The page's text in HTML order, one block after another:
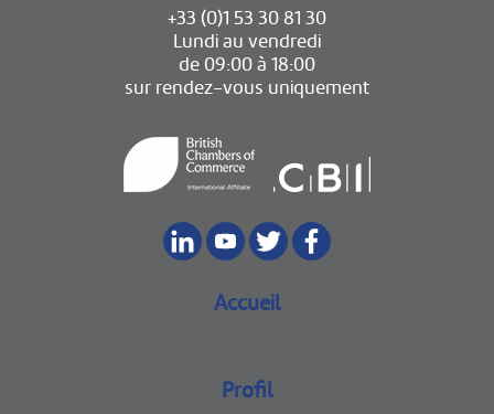
+33 (0)1 53 30 81 30
Lundi au vendredi
de 09:00 à 18:00
sur rendez-vous uniquement
Accueil
Profil